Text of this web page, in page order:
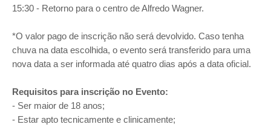
15:30 - Retorno para o centro de Alfredo Wagner.
*O valor pago de inscrição não será devolvido. Caso tenha
chuva na data escolhida, o evento será transferido para uma
nova data a ser informada até quatro dias após a data oficial.
Requisitos para inscrição no Evento:
- Ser maior de 18 anos;
- Estar apto tecnicamente e clinicamente;